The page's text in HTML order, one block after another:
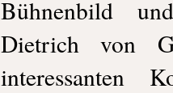
Bühnenbild
Dietrich von
interessanten